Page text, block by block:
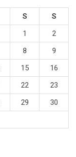
S
S
1
2
8
9
15
16
22
23
29
30